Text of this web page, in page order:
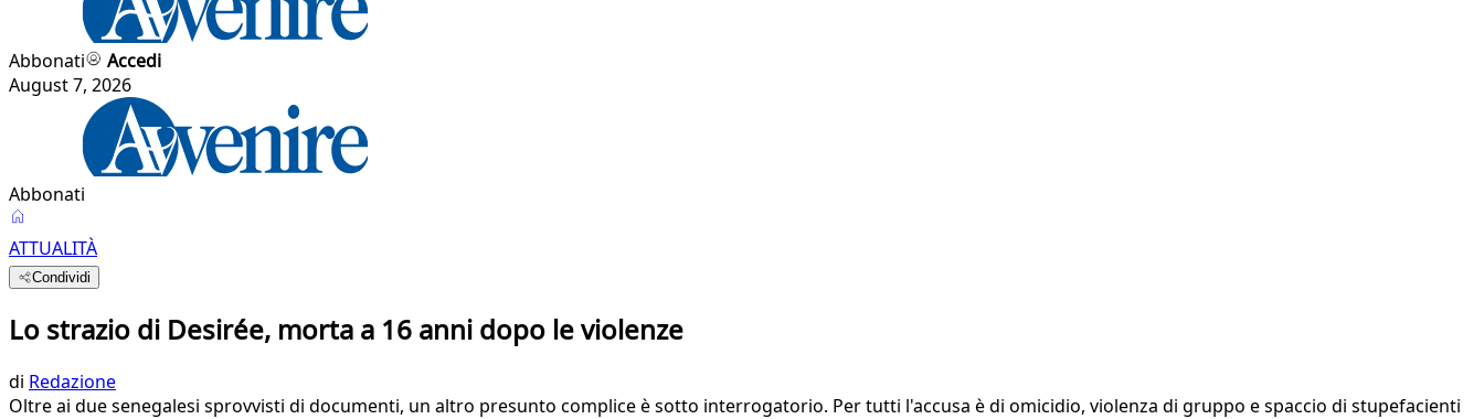
Abbonati
Accedi
August 7, 2026
Abbonati
ATTUALITÀ
Condividi
Lo strazio di Desirée, morta a 16 anni dopo le violenze
di Redazione
Oltre ai due senegalesi sprovvisti di documenti, un altro presunto complice è sotto interrogatorio. Per tutti l'accusa è di omicidio, violenza di gruppo e spaccio di stupefacienti